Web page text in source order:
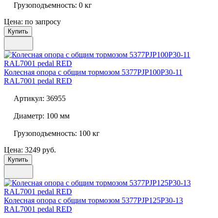
Грузоподъемность: 0 кг
Цена: по запросу
Купить
Колесная опора с общим тормозом 5377PJP100P30-11
RAL7001 pedal RED
Артикул: 36955
Диаметр: 100 мм
Грузоподъемность: 100 кг
Цена: 3249 руб.
Купить
Колесная опора с общим тормозом 5377PJP125P30-13
RAL7001 pedal RED